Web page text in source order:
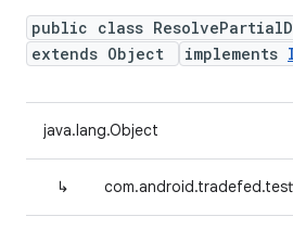
public class
extends Object
implements
java.lang.Object
↳